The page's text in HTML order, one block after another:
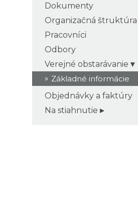
Dokumenty
Organizačná štruktúra
Pracovníci
Odbory
Verejné obstarávanie
Základné informácie
Objednávky a faktúry
Na stiahnutie